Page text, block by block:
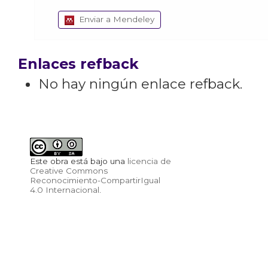
Enviar a Mendeley
Enlaces refback
No hay ningún enlace refback.
Este obra está bajo una licencia de
Creative Commons
Reconocimiento-CompartirIgual
4.0 Internacional.